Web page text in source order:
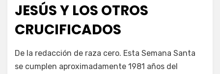
JESÚS Y LOS OTROS
CRUCIFICADOS
por Enrique
De la redacción de raza cero. Esta Semana Santa
se cumplen aproximadamente 1981 años del